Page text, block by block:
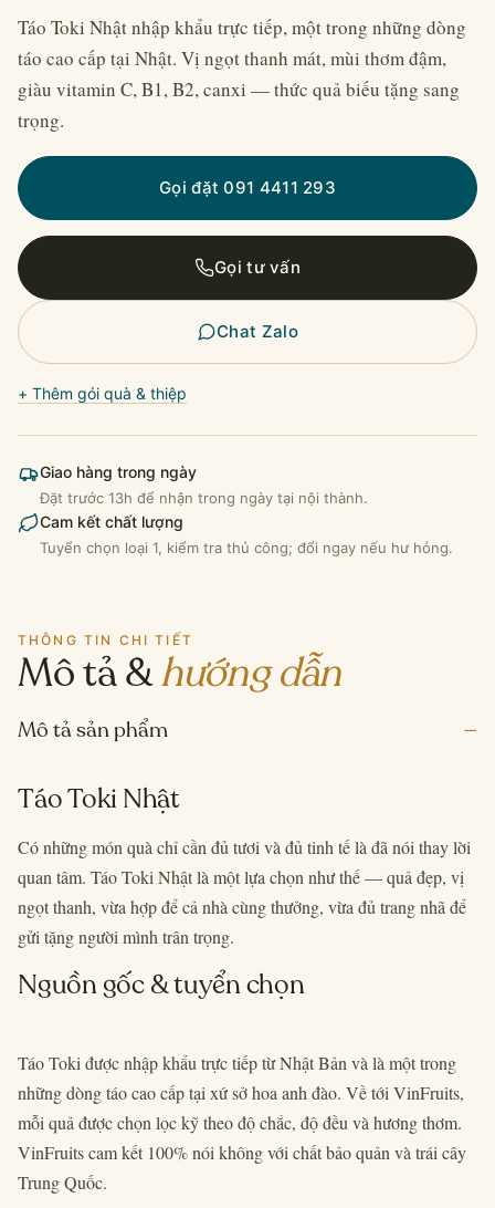
Táo Toki Nhật nhập khẩu trực tiếp, một trong những dòng
táo cao cấp tại Nhật. Vị ngọt thanh mát, mùi thơm đậm,
giàu vitamin C, B1, B2, canxi — thức quả biếu tặng sang
trọng.
Gọi đặt 091 4411 293
Gọi tư vấn
Chat Zalo
+ Thêm gói quà & thiệp
Giao hàng trong ngày
Đặt trước 13h để nhận trong ngày tại nội thành.
Cam kết chất lượng
Tuyển chọn loại 1, kiểm tra thủ công; đổi ngay nếu hư hỏng.
THÔNG TIN CHI TIẾT
Mô tả &hướng dẫn
Mô tả sản phẩm
–
Táo Toki Nhật
Có những món quà chỉ cần đủ tươi và đủ tinh tế là đã nói thay lời
quan tâm. Táo Toki Nhật là một lựa chọn như thế — quả đẹp, vị
ngọt thanh, vừa hợp để cả nhà cùng thưởng, vừa đủ trang nhã để
gửi tặng người mình trân trọng.
Nguồn gốc & tuyển chọn
Táo Toki được nhập khẩu trực tiếp từ Nhật Bản và là một trong
những dòng táo cao cấp tại xứ sở hoa anh đào. Về tới VinFruits,
mỗi quả được chọn lọc kỹ theo độ chắc, độ đều và hương thơm.
VinFruits cam kết 100% nói không với chất bảo quản và trái cây
Trung Quốc.